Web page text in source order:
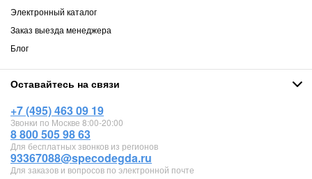
Электронный каталог
Заказ выезда менеджера
Блог
Оставайтесь на связи
+7 (495) 463 09 19
Звонки по Москве 8:00-20:00
8 800 505 98 63
Для бесплатных звонков из регионов
93367088@specodegda.ru
Для заказов и вопросов по электронной почте